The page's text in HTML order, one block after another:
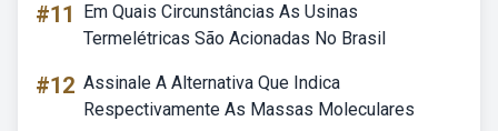
#11
Em Quais Circunstâncias As Usinas
Termelétricas São Acionadas No Brasil
#12 Assinale A Alternativa Que Indica
Respectivamente As Massas Moleculares